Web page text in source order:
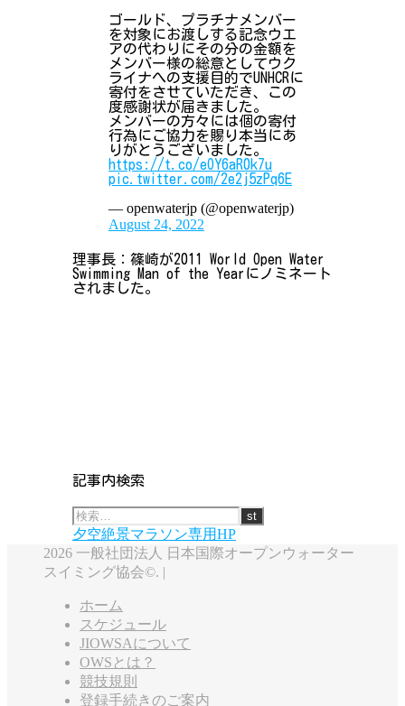
ゴールド、プラチナメンバー
を対象にお渡しする記念ウエ
アの代わりにその分の金額を
メンバー様の総意としてウク
ライナへの支援目的でUNHCRに
寄付をさせていただき、この
度感謝状が届きました。
メンバーの方々には個の寄付
行為にご協力を賜り本当にあ
りがとうございました。
https://t.co/eOY6aR0k7u
pic.twitter.com/2e2j5zPq6E
— openwaterjp (@openwaterjp)
August 24, 2022
理事長：篠崎が2011 World Open Water
Swimming Man of the Yearにノミネート
されました。
記事内検索
夕空絶景マラソン専用HP
2026 一般社団法人 日本国際オープンウォーター
スイミング協会©. |
ホーム
スケジュール
JIOWSAについて
OWSとは？
競技規則
登録手続きのご案内